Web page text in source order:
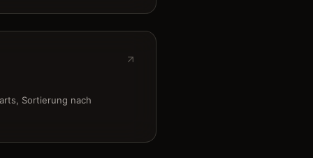
Sortierung nach